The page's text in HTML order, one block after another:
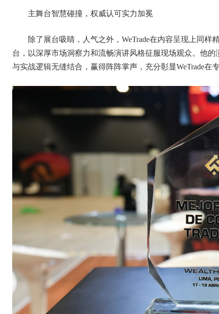
主舞台智慧碰撞，权威认可实力加冕
除了展台吸睛，人气之外，WeTrade在内容呈现上同样
台，以深厚市场洞察力和流畅演讲风格征服现场观众。他
与实战逻辑无缝结合，赢得阵阵掌声，充分彰显WeTrade在